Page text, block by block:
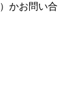
）かお問い合